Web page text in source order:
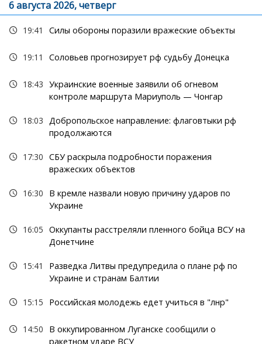
6 августа 2026, четверг
19:41 Силы обороны поразили вражеские объекты
19:11 Соловьев прогнозирует рф судьбу Донецка
18:43 Украинские военные заявили об огневом
контроле маршрута Мариуполь — Чонгар
18:03 Добропольское направление: флаговтыки рф
продолжаются
17:30 СБУ раскрыла подробности поражения
вражеских объектов
16:30
В кремле назвали новую причину ударов по
Украине
16:05 Оккупанты расстреляли пленного бойца ВСУ на
Донетчине
15:41
Разведка Литвы предупредила о плане рф по
Украине и странам Балтии
15:15 Российская молодежь едет учиться в "лнр"
14:50
В оккупированном Луганске сообщили о
ракетном ударе ВСУ